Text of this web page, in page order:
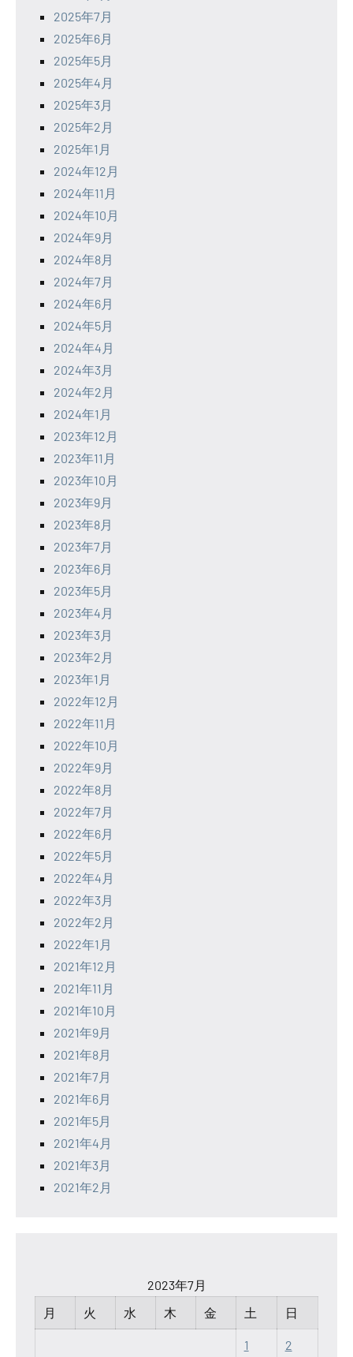
2025年7月
2025年6月
2025年5月
2025年4月
2025年3月
2025年2月
2025年1月
2024年12月
2024年11月
2024年10月
2024年9月
2024年8月
2024年7月
2024年6月
2024年5月
2024年4月
2024年3月
2024年2月
2024年1月
2023年12月
2023年11月
2023年10月
2023年9月
2023年8月
2023年7月
2023年6月
2023年5月
2023年4月
2023年3月
2023年2月
2023年1月
2022年12月
2022年11月
2022年10月
2022年9月
2022年8月
2022年7月
2022年6月
2022年5月
2022年4月
2022年3月
2022年2月
2022年1月
2021年12月
2021年11月
2021年10月
2021年9月
2021年8月
2021年7月
2021年6月
2021年5月
2021年4月
2021年3月
2021年2月
2023年7月
月
火 水 木 金 土 日
1 2